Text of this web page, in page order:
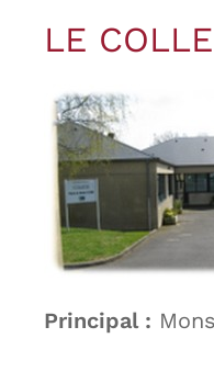
LE
Principal :